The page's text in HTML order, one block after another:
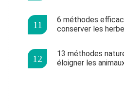
6 méthodes
conserver les
13 méthodes
éloigner les